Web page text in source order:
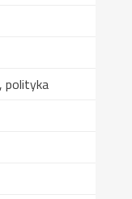
polityka